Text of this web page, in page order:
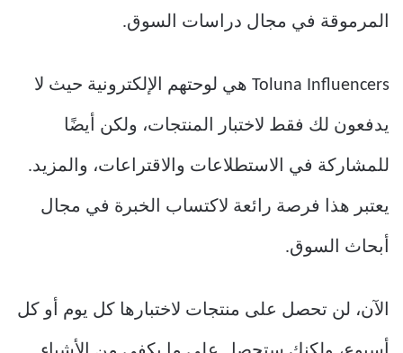
المرموقة في مجال دراسات السوق.
Toluna Influencers هي لوحتهم الإلكترونية حيث لا
يدفعون لك فقط لاختبار المنتجات، ولكن أيضًا
للمشاركة في الاستطلاعات والاقتراعات، والمزيد.
يعتبر هذا فرصة رائعة لاكتساب الخبرة في مجال
أبحاث السوق.
الآن، لن تحصل على منتجات لاختبارها كل يوم أو كل